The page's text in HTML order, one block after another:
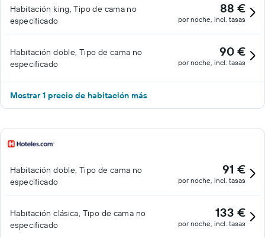
Habitación king, Tipo de cama no
especificado
88 €
por noche, incl. tasas
Habitación doble, Tipo de cama no
especificado
90 €
por noche, incl. tasas
Mostrar 1 precio de habitación más
Habitación doble, Tipo de cama no
especificado
91 €
por noche, incl. tasas
Habitación clásica, Tipo de cama no
especificado
133 €
por noche, incl. tasas